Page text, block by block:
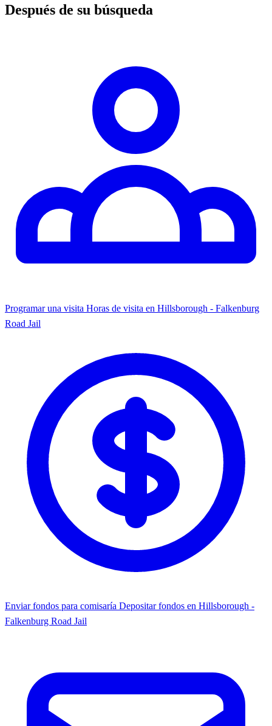
Después de su búsqueda
Programar una visita Horas de visita en Hillsborough - Falkenburg
Road Jail
Enviar fondos para comisaría Depositar fondos en Hillsborough -
Falkenburg Road Jail